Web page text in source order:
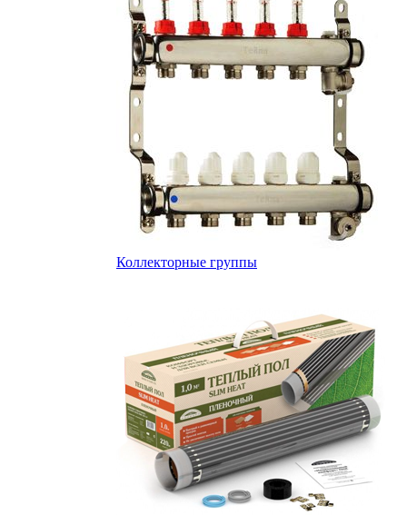
Коллекторные группы